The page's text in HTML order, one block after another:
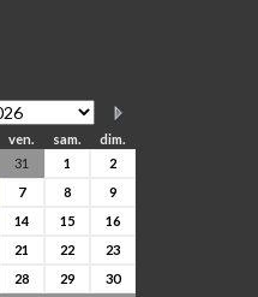
ven. sam.
dim.
31 1
2
7 8
9
14 15
16
21 22
23
28 29
30